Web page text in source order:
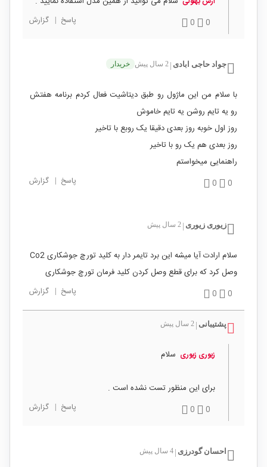
0
0 پاسخ | گزارش
جواد حاجی ابادی 2 سال پیش خریدار
با سلام من این ماژول رو طبق دیتاشیت فعال کردم برنامه هفتش
رو یه تایم روشن یه تایم خاموش
روز اول خوبه روز بعدی دقیقا یک روبع با تاخیر
روز بعدی هم یک رو با تاخیر
راهنمایی میخواستم
0
0 پاسخ | گزارش
زیوری زیوری 2 سال پیش
سلام ارادت آیا میشه این برد تایمر دار به کلید تورچ جوشکاری Co2
وصل کرد که برای قطع وصل کردن کلید فرمان تورچ جوشکاری
0
0 پاسخ | گزارش
پشتیبانی 2 سال پیش
زیوری زیوری سلام
برای این منظور تست نشده است .
0
0 پاسخ | گزارش
احسان گودرزی 4 سال پیش